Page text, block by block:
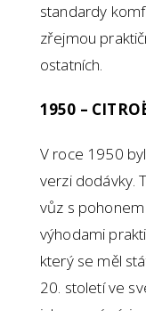
standardy
zřejmou
ostatních.
1950 –
V roce 1950
verzi dodávky.
vůz s
výhodami
který se měl
20. století ve